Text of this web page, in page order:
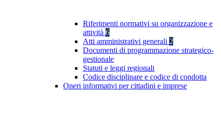
Riferimenti normativi su organizzazione e
attività 6
Atti amministrativi generali 2
Documenti di programmazione strategico-
gestionale
Statuti e leggi regionali
Codice disciplinare e codice di condotta
Oneri informativi per cittadini e imprese